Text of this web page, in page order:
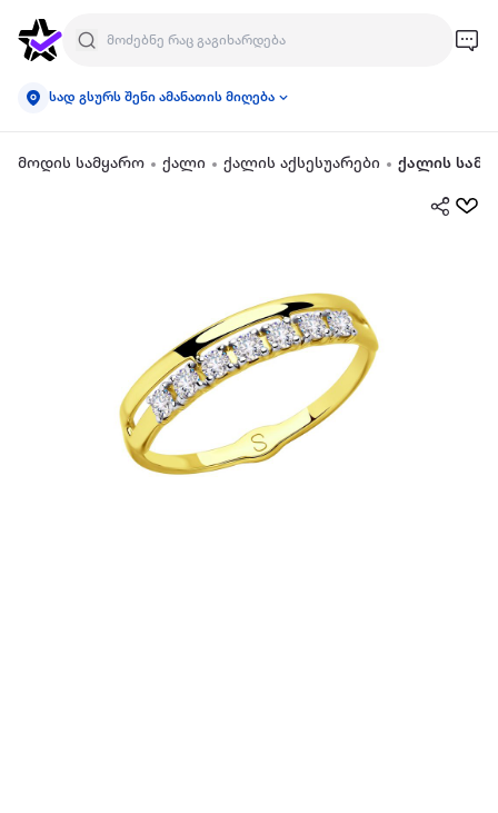
სად გსურს შენი ამანათის მიღება
მოდის სამყარო ქალი ქალის აქსესუარები ქალის